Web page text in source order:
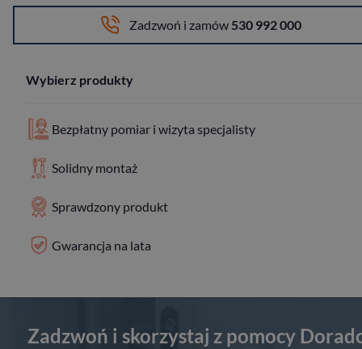
Zadzwoń i zamów 530 992 000
Wybierz produkty
Bezpłatny pomiar i wizyta specjalisty
Solidny montaż
Sprawdzony produkt
Gwarancja na lata
Zadzwoń i skorzystaj z pomocy